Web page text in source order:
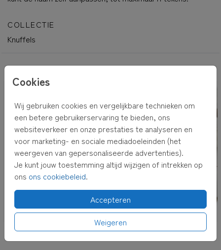
Cookies
Wij gebruiken cookies en vergelijkbare technieken om
een betere gebruikerservaring te bieden, ons
websiteverkeer en onze prestaties te analyseren en
voor marketing- en sociale mediadoeleinden (het
weergeven van gepersonaliseerde advertenties).
Je kunt jouw toestemming altijd wijzigen of intrekken op
ons ons cookiebeleid.
Accepteren
Weigeren
COLLECTIE
Knuffels